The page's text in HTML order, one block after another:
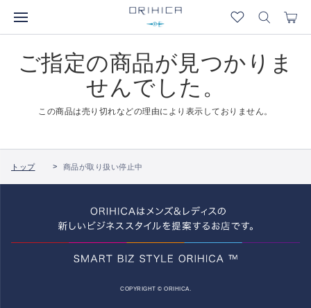
ご指定の商品が見つかりま
せんでした。
この商品は売り切れなどの理由により表示しておりません。
トップ 商品が取り扱い停止中
COPYRIGHT © ORIHICA.